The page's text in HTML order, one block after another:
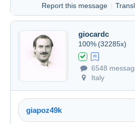
Report this message
giocardc
100% (32285x)
6548
Italy
giapoz49k